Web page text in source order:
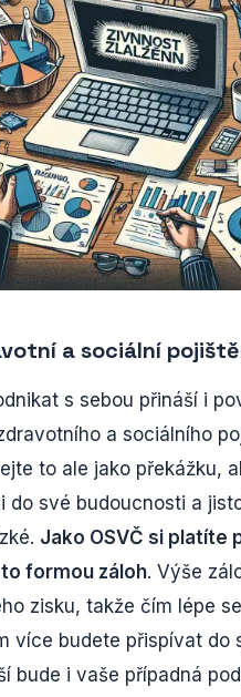
a sociální
s sebou přináší i
a sociálního
to ale jako překážku,
do své budoucnosti a
Jako OSVČ si platíte
formou záloh. Výše
zisku, takže čím lépe
více budete přispívat do
bude i vaše případná